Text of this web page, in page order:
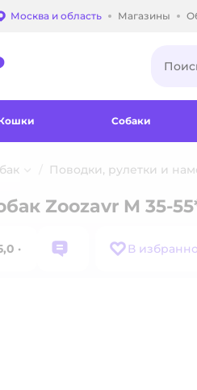
Выбор адреса доставки.
Москва и область Магазины
Собаки
Поводки, рулетки и
Zoozavr M 35-
· В